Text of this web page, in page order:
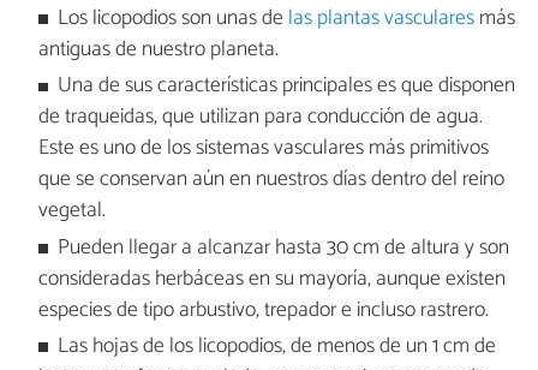
Los licopodios son unas de las plantas vascularesmás
antiguas de nuestro planeta.
Una de sus características principales es que disponen
de traqueidas, que utilizan para conducción de agua.
Este es uno de los sistemas vasculares más primitivos
que se conservan aún en nuestros días dentro del reino
vegetal.
Pueden llegar a alcanzar hasta 30 cm de altura y son
consideradas herbáceas en su mayoría, aunque existen
especies de tipo arbustivo, trepador e incluso rastrero.
Las hojas de los licopodios, de menos de un 1 cm de